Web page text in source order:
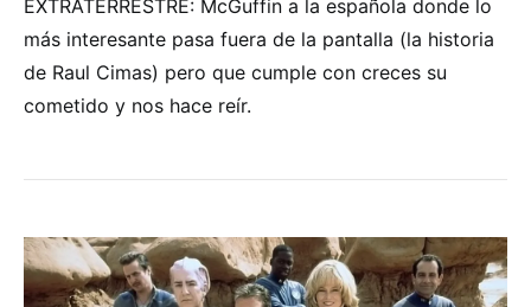
EXTRATERRESTRE: McGuffin a la española donde lo
más interesante pasa fuera de la pantalla (la historia
de Raul Cimas) pero que cumple con creces su
cometido y nos hace reír.